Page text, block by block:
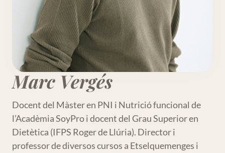
Marc Vergés
Docent del Màster en PNI i Nutrició funcional de
l’Acadèmia SoyPro i docent del Grau Superior en
Dietètica (IFPS Roger de Llúria). Director i
professor de diversos cursos a Etselquemenges i